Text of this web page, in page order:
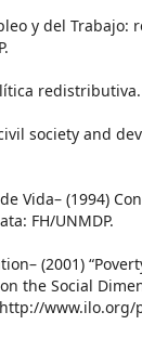
y del
society and
Vida– (1994)
FH/UNMDP.
(2001)
the Social